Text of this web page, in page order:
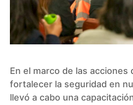
En el marco de las acciones
fortalecer la seguridad en
llevó a cabo una